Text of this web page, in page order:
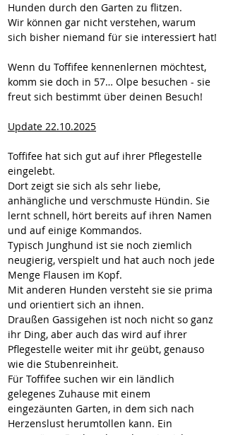
Hunden durch den Garten zu flitzen.
Wir können gar nicht verstehen, warum
sich bisher niemand für sie interessiert hat!
Wenn du Toffifee kennenlernen möchtest,
komm sie doch in 57… Olpe besuchen - sie
freut sich bestimmt über deinen Besuch!
Update 22.10.2025
Toffifee hat sich gut auf ihrer Pflegestelle
eingelebt.
Dort zeigt sie sich als sehr liebe,
anhängliche und verschmuste Hündin. Sie
lernt schnell, hört bereits auf ihren Namen
und auf einige Kommandos.
Typisch Junghund ist sie noch ziemlich
neugierig, verspielt und hat auch noch jede
Menge Flausen im Kopf.
Mit anderen Hunden versteht sie sie prima
und orientiert sich an ihnen.
Draußen Gassigehen ist noch nicht so ganz
ihr Ding, aber auch das wird auf ihrer
Pflegestelle weiter mit ihr geübt, genauso
wie die Stubenreinheit.
Für Toffifee suchen wir ein ländlich
gelegenes Zuhause mit einem
eingezäunten Garten, in dem sich nach
Herzenslust herumtollen kann. Ein